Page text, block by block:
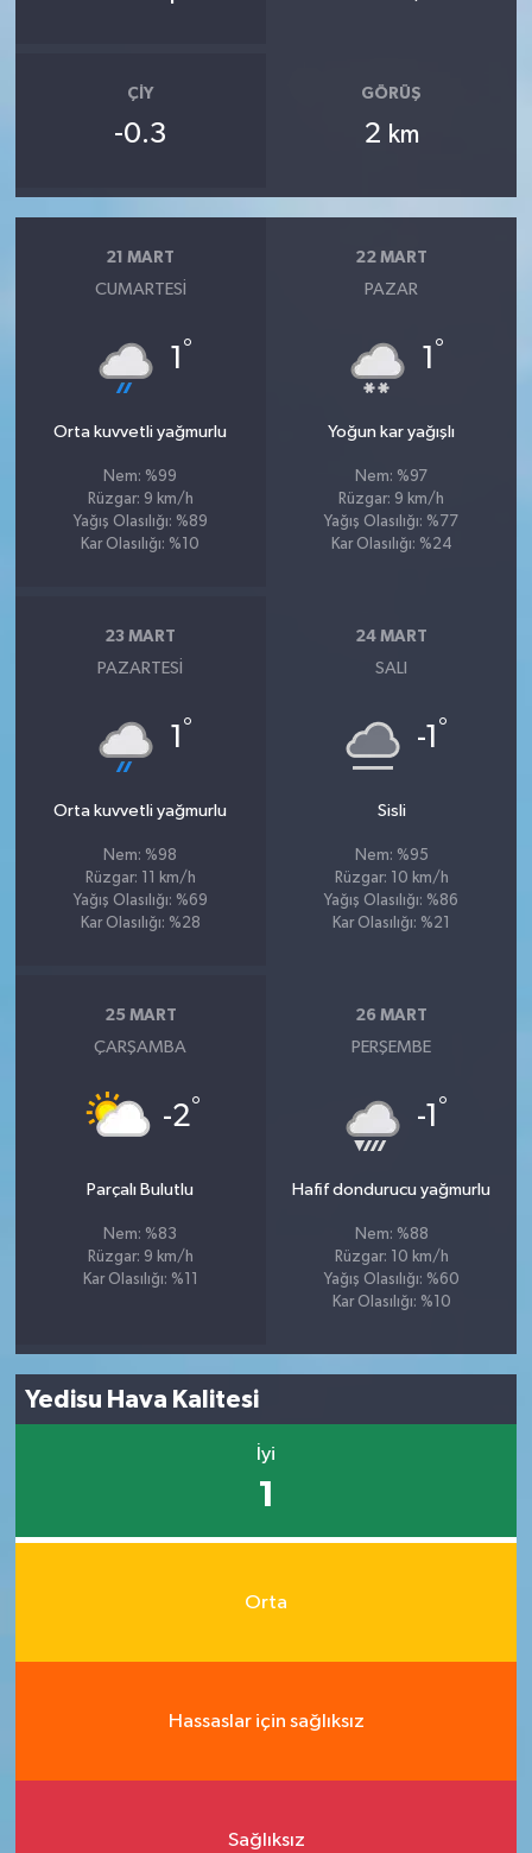
ÇIY
-0.3
GÖRÜŞ
2 km
21 MART
CUMARTESI
1 °
Orta kuvvetli yağmurlu
Nem: %99
Rüzgar: 9 km/h
Yağış Olasılığı: %89
Kar Olasılığı: %10
22 MART
PAZAR
1 °
Yoğun kar yağışlı
Nem: %97
Rüzgar: 9 km/h
Yağış Olasılığı: %77
Kar Olasılığı: %24
23 MART
PAZARTESI
1 °
Orta kuvvetli yağmurlu
Nem: %98
Rüzgar: 11 km/h
Yağış Olasılığı: %69
Kar Olasılığı: %28
24 MART
SALI
-1 °
Sisli
Nem: %95
Rüzgar: 10 km/h
Yağış Olasılığı: %86
Kar Olasılığı: %21
25 MART
ÇARŞAMBA
-2°
Parçalı Bulutlu
Nem: %83
Rüzgar: 9 km/h
Kar Olasılığı: %11
26 MART
PERŞEMBE
-1 °
Hafif dondurucu yağmurlu
Nem: %88
Rüzgar: 10 km/h
Yağış Olasılığı: %60
Kar Olasılığı: %10
Yedisu Hava Kalitesi
İyi
1
Orta
Hassaslar için sağlıksız
Sağlıksız